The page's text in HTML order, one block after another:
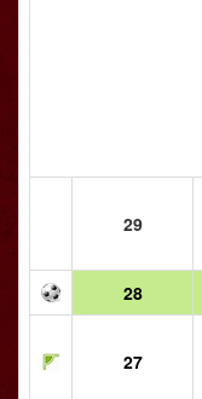
29
28
27